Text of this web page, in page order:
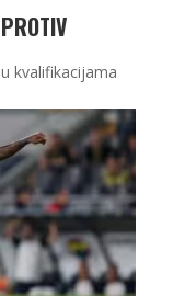
kvalifikacijama